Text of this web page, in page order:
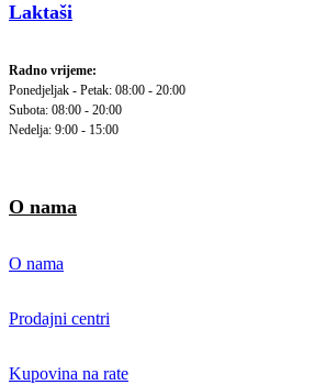
Laktaši
Radno vrijeme:
Ponedjeljak - Petak: 08:00 - 20:00
Subota: 08:00 - 20:00
Nedelja: 9:00 - 15:00
O nama
O nama
Prodajni centri
Kupovina na rate